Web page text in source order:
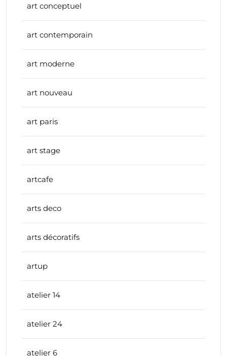
art conceptuel
art contemporain
art moderne
art nouveau
art paris
art stage
artcafe
arts deco
arts décoratifs
artup
atelier 14
atelier 24
atelier 6